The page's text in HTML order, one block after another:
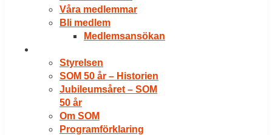
Våra medlemmar
Bli medlem
Medlemsansökan
Styrelsen
SOM 50 år – Historien
Jubileumsåret – SOM
50 år
Om SOM
Programförklaring